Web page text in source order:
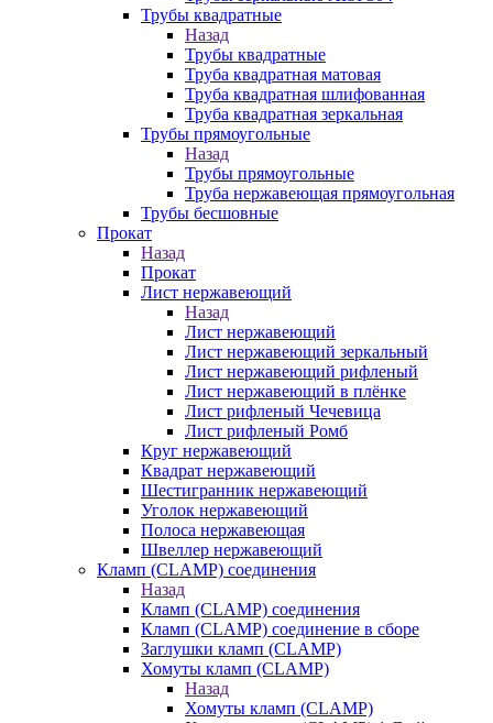
Трубы квадратные
Назад
Трубы квадратные
Труба квадратная матовая
Труба квадратная шлифованная
Труба квадратная зеркальная
Трубы прямоугольные
Назад
Трубы прямоугольные
Труба нержавеющая прямоугольная
Трубы бесшовные
Прокат
Назад
Прокат
Лист нержавеющий
Назад
Лист нержавеющий
Лист нержавеющий зеркальный
Лист нержавеющий рифленый
Лист нержавеющий в плёнке
Лист рифленый Чечевица
Лист рифленый Ромб
Круг нержавеющий
Квадрат нержавеющий
Шестигранник нержавеющий
Уголок нержавеющий
Полоса нержавеющая
Швеллер нержавеющий
Кламп (CLAMP) соединения
Назад
Кламп (CLAMP) соединения
Кламп (CLAMP) соединение в сборе
Заглушки кламп (CLAMP)
Хомуты кламп (CLAMP)
Назад
Хомуты кламп (CLAMP)